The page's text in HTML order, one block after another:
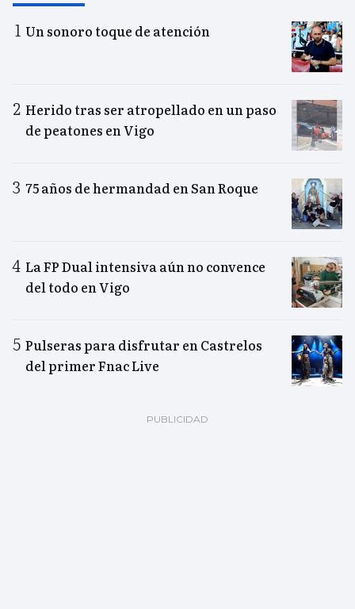
Un sonoro toque de atención
Herido tras ser atropellado en un paso
de peatones en Vigo
75 años de hermandad en San Roque
La FP Dual intensiva aún no convence
del todo en Vigo
Pulseras para disfrutar en Castrelos
del primer Fnac Live